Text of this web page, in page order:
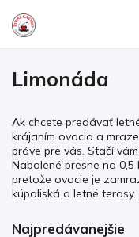
Limonáda
Ak chcete predávať
krájaním ovocia a
práve pre vás. Stačí
Nabalené presne na
pretože ovocie je
kúpaliská a letné terasy.
Najpredávanejšie